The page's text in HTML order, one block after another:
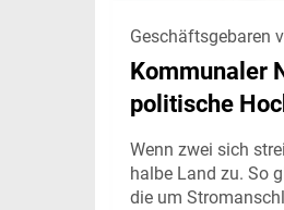
Geschäftsgebaren
Kommunaler
politische
Wenn zwei sich
halbe Land zu. So
die um